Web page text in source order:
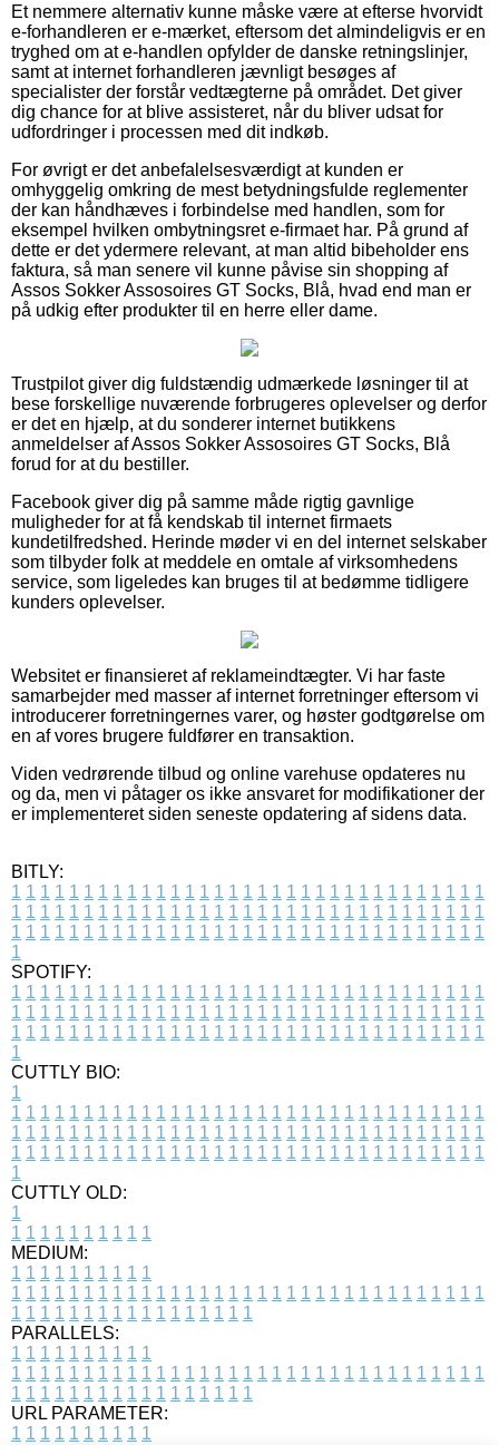
Et nemmere alternativ kunne måske være at efterse hvorvidt
e-forhandleren er e-mærket, eftersom det almindeligvis er en
tryghed om at e-handlen opfylder de danske retningslinjer,
samt at internet forhandleren jævnligt besøges af
specialister der forstår vedtægterne på området. Det giver
dig chance for at blive assisteret, når du bliver udsat for
udfordringer i processen med dit indkøb.
For øvrigt er det anbefalelsesværdigt at kunden er
omhyggelig omkring de mest betydningsfulde reglementer
der kan håndhæves i forbindelse med handlen, som for
eksempel hvilken ombytningsret e-firmaet har. På grund af
dette er det ydermere relevant, at man altid bibeholder ens
faktura, så man senere vil kunne påvise sin shopping af
Assos Sokker Assosoires GT Socks, Blå, hvad end man er
på udkig efter produkter til en herre eller dame.
Trustpilot giver dig fuldstændig udmærkede løsninger til at
bese forskellige nuværende forbrugeres oplevelser og derfor
er det en hjælp, at du sonderer internet butikkens
anmeldelser af Assos Sokker Assosoires GT Socks, Blå
forud for at du bestiller.
Facebook giver dig på samme måde rigtig gavnlige
muligheder for at få kendskab til internet firmaets
kundetilfredshed. Herinde møder vi en del internet selskaber
som tilbyder folk at meddele en omtale af virksomhedens
service, som ligeledes kan bruges til at bedømme tidligere
kunders oplevelser.
Websitet er finansieret af reklameindtægter. Vi har faste
samarbejder med masser af internet forretninger eftersom vi
introducerer forretningernes varer, og høster godtgørelse om
en af vores brugere fuldfører en transaktion.
Viden vedrørende tilbud og online varehuse opdateres nu
og da, men vi påtager os ikke ansvaret for modifikationer der
er implementeret siden seneste opdatering af sidens data.
BITLY:
1 1 1 1 1 1 1 1 1 1 1 1 1 1 1 1 1 1 1 1 1 1 1 1 1 1 1 1 1 1 1 1 1
1 1 1 1 1 1 1 1 1 1 1 1 1 1 1 1 1 1 1 1 1 1 1 1 1 1 1 1 1 1 1 1 1
1 1 1 1 1 1 1 1 1 1 1 1 1 1 1 1 1 1 1 1 1 1 1 1 1 1 1 1 1 1 1 1 1
1
SPOTIFY:
1 1 1 1 1 1 1 1 1 1 1 1 1 1 1 1 1 1 1 1 1 1 1 1 1 1 1 1 1 1 1 1 1
1 1 1 1 1 1 1 1 1 1 1 1 1 1 1 1 1 1 1 1 1 1 1 1 1 1 1 1 1 1 1 1 1
1 1 1 1 1 1 1 1 1 1 1 1 1 1 1 1 1 1 1 1 1 1 1 1 1 1 1 1 1 1 1 1 1
1
CUTTLY BIO:
1
1 1 1 1 1 1 1 1 1 1 1 1 1 1 1 1 1 1 1 1 1 1 1 1 1 1 1 1 1 1 1 1 1
1 1 1 1 1 1 1 1 1 1 1 1 1 1 1 1 1 1 1 1 1 1 1 1 1 1 1 1 1 1 1 1 1
1 1 1 1 1 1 1 1 1 1 1 1 1 1 1 1 1 1 1 1 1 1 1 1 1 1 1 1 1 1 1 1 1
1
CUTTLY OLD:
1
1 1 1 1 1 1 1 1 1 1
MEDIUM:
1 1 1 1 1 1 1 1 1 1
1 1 1 1 1 1 1 1 1 1 1 1 1 1 1 1 1 1 1 1 1 1 1 1 1 1 1 1 1 1 1 1 1
1 1 1 1 1 1 1 1 1 1 1 1 1 1 1 1 1
PARALLELS:
1 1 1 1 1 1 1 1 1 1
1 1 1 1 1 1 1 1 1 1 1 1 1 1 1 1 1 1 1 1 1 1 1 1 1 1 1 1 1 1 1 1 1
1 1 1 1 1 1 1 1 1 1 1 1 1 1 1 1 1
URL PARAMETER:
1 1 1 1 1 1 1 1 1 1